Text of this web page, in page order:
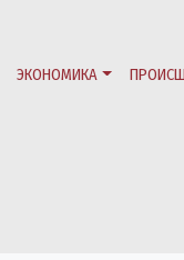
ЭКОНОМИКА